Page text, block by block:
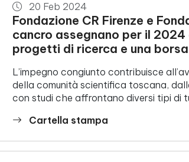
20 Feb 2024
Fondazione CR Firenze e
cancro assegnano per il 2024
progetti di ricerca e una
L’impegno congiunto contribuisce
della comunità scientifica toscana,
con studi che affrontano diversi tipi di
Cartella stampa